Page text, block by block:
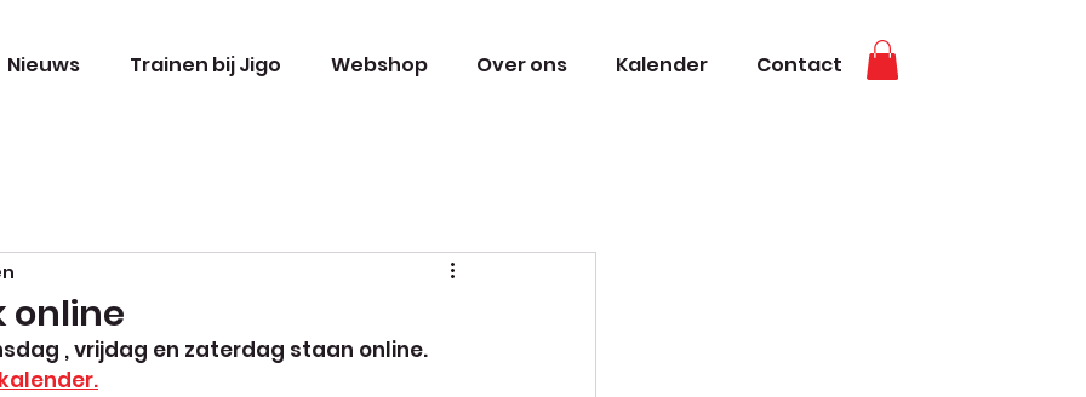
Nieuws Trainen bij Jigo Webshop Over ons Kalender Contact
online
, vrijdag en zaterdag staan online.